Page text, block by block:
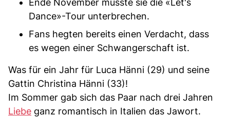
Ende November musste sie die «Let's
Dance»-Tour unterbrechen.
Fans hegten bereits einen Verdacht, dass
es wegen einer Schwangerschaft ist.
Was für ein Jahr für Luca Hänni (29) und seine
Gattin Christina Hänni (33)!
Im Sommer gab sich das Paar nach drei Jahren
Liebe ganz romantisch in Italien das Jawort.